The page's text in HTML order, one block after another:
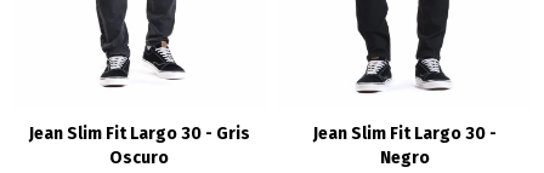
Jean Slim Fit Largo 30 - Gris
Oscuro
Jean Slim Fit Largo 30 -
Negro